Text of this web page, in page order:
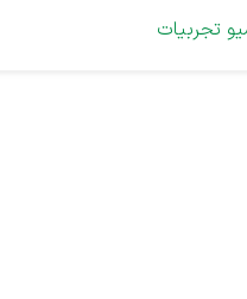
تجربیات